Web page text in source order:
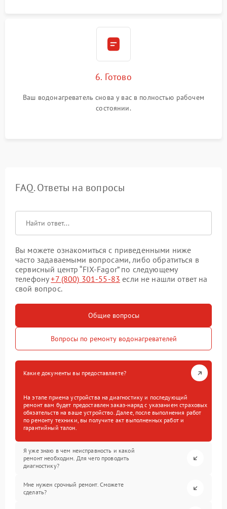
6. Готово
Ваш водонагреватель снова у вас в полностью рабочем
состоянии.
FAQ. Ответы на вопросы
Вы можете ознакомиться с приведенными ниже
часто задаваемыми вопросами, либо обратиться в
сервисный центр “FIX-Fagor” по следующему
телефону+7 (800) 301-55-83 если не нашли ответ на
свой вопрос.
Общие вопросы
Вопросы по ремонту водонагревателей
Какие документы вы предоставляете?
На этапе приема устройства на диагностику и последующий
ремонт вам будет предоставлен заказ-наряд с указанием страховых
обязательств на ваше устройство. Далее, после выполнения работ
по ремонту техники, вы получите акт выполненных работ и
гарантийный талон.
Я уже знаю в чем неисправность и какой
ремонт необходим. Для чего проводить
диагностику?
Мне нужен срочный ремонт. Сможете
сделать?